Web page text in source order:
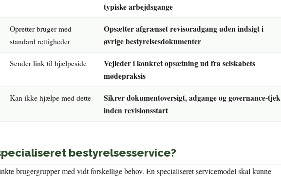
typiske arbejdsgange
Opretter bruger med
standard rettigheder
Opsætter afgrænset revisoradgang uden indsigt i
øvrige bestyrelsesdokumenter
Sender link til hjælpeside
Vejleder i konkret opsætning ud fra selskabets
mødepraksis
Kan ikke hjælpe med dette
Sikrer dokumentoversigt, adgange og governance-tjek
inden revisionsstart
bestyrelsesservice?
brugergrupper med vidt forskellige behov. En specialiseret servicemodel skal kunne